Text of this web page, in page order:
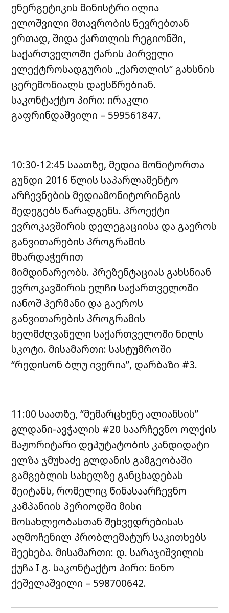
ენერგეტიკის მინისტრი ილია
ელოშვილი მთავრობის წევრებთან
ერთად, შიდა ქართლის რეგიონში,
საქართველოში ქარის პირველი
ელექტროსადგურის „ქართლის“ გახსნის
ცერემონიალს დაესწრებიან.
საკონტაქტო პირი: ირაკლი
გაფრინდაშვილი – 599561847.
10:30-12:45 საათზე, მედია მონიტორთა
გუნდი 2016 წლის საპარლამენტო
არჩევნების მედიამონიტორინგის
შედეგებს წარადგენს. პროექტი
ევროკავშირის დელეგაციისა და გაეროს
განვითარების პროგრამის
მხარდაჭერით
მიმდინარეობს. პრეზენტაციას გახსნიან
ევროკავშირის ელჩი საქართველოში
იანოშ ჰერმანი და გაეროს
განვითარების პროგრამის
ხელმძღვანელი საქართველოში ნილს
სკოტი. მისამართი: სასტუმროში
“რედისონ ბლუ ივერია”, დარბაზი #3.
11:00 საათზე, “მემარცხენე ალიანსის”
გლდანი-ავჭალის #20 საარჩევნო ოლქის
მაჟორიტარი დეპუტატობის კანდიდატი
ელზა ჯმუხაძე გლდანის გამგეობაში
გამგებლის სახელზე განცხადებას
შეიტანს, რომელიც წინასაარჩევნო
კამპანიის პერიოდში მისი
მოსახლეობასთან შეხვედრებისას
აღმოჩენილ პრობლემატურ საკითხებს
შეეხება. მისამართი: დ. სარაჯიშვილის
ქუჩა I გ. საკონტაქტო პირი: ნინო
ქეშელაშვილი – 598700642.